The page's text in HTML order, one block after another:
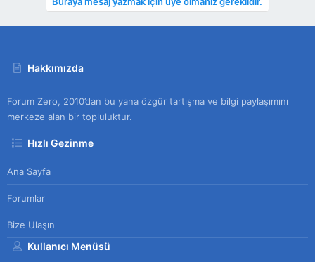
Hakkımızda
Forum Zero, 2010’dan bu yana özgür tartışma ve bilgi paylaşımını
merkeze alan bir topluluktur.
Hızlı Gezinme
Ana Sayfa
Forumlar
Bize Ulaşın
Kullanıcı Menüsü